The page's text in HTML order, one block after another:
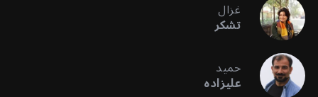
غزال
تشکر
حمید
علیزاده